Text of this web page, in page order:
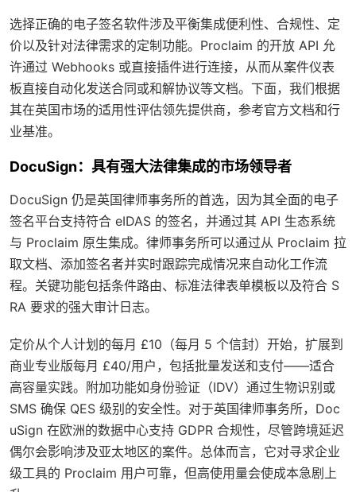
选择正确的电子签名软件涉及平衡集成便利性、合规性、定
价以及针对法律需求的定制功能。Proclaim 的开放 API 允
许通过 Webhooks 或直接插件进行连接，从而从案件仪表
板直接自动化发送合同或和解协议等文档。下面，我们根据
其在英国市场的适用性评估领先提供商，参考官方文档和行
业基准。
DocuSign：具有强大法律集成的市场领导者
DocuSign 仍是英国律师事务所的首选，因为其全面的电子
签名平台支持符合 eIDAS 的签名，并通过其 API 生态系统
与 Proclaim 原生集成。律师事务所可以通过从 Proclaim 拉
取文档、添加签名者并实时跟踪完成情况来自动化工作流
程。关键功能包括条件路由、标准法律表单模板以及符合 S
RA 要求的强大审计日志。
定价从个人计划的每月 £10（每月 5 个信封）开始，扩展到
商业专业版每月 £40/用户，包括批量发送和支付——适合
高容量实践。附加功能如身份验证（IDV）通过生物识别或
SMS 确保 QES 级别的安全性。对于英国律师事务所，Doc
uSign 在欧洲的数据中心支持 GDPR 合规性，尽管跨境延迟
偶尔会影响涉及亚太地区的案件。总体而言，它对寻求企业
级工具的 Proclaim 用户可靠，但高使用量会使成本急剧上